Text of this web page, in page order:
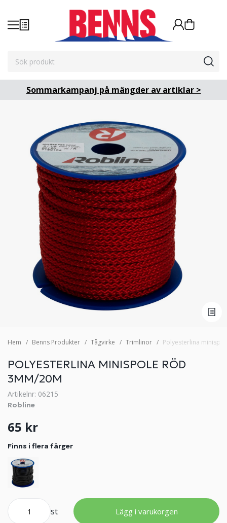
Sommarkampanj på mängder av artiklar >
Hem Benns Produkter Tågvirke Trimlinor Polyesterlina
POLYESTERLINA MINISPOLE RÖD
3MM/20M
Artikelnr: 06215
Robline
65 kr
Finns i flera färger
st Lägg i varukorgen